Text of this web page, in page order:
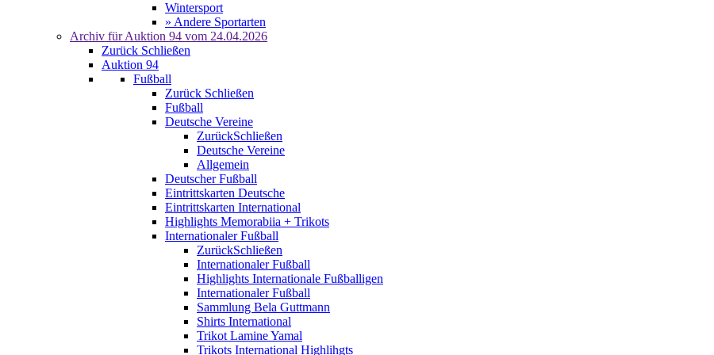
Wintersport
» Andere Sportarten
Archiv für Auktion 94 vom 24.04.2026
Zurück Schließen
Auktion 94
Fußball
Zurück Schließen
Fußball
Deutsche Vereine
ZurückSchließen
Deutsche Vereine
Allgemein
Deutscher Fußball
Eintrittskarten Deutsche
Eintrittskarten International
Highlights Memorabiia + Trikots
Internationaler Fußball
ZurückSchließen
Internationaler Fußball
Highlights Internationale Fußballigen
Internationaler Fußball
Sammlung Bela Guttmann
Shirts International
Trikot Lamine Yamal
Trikots International Highlihgts